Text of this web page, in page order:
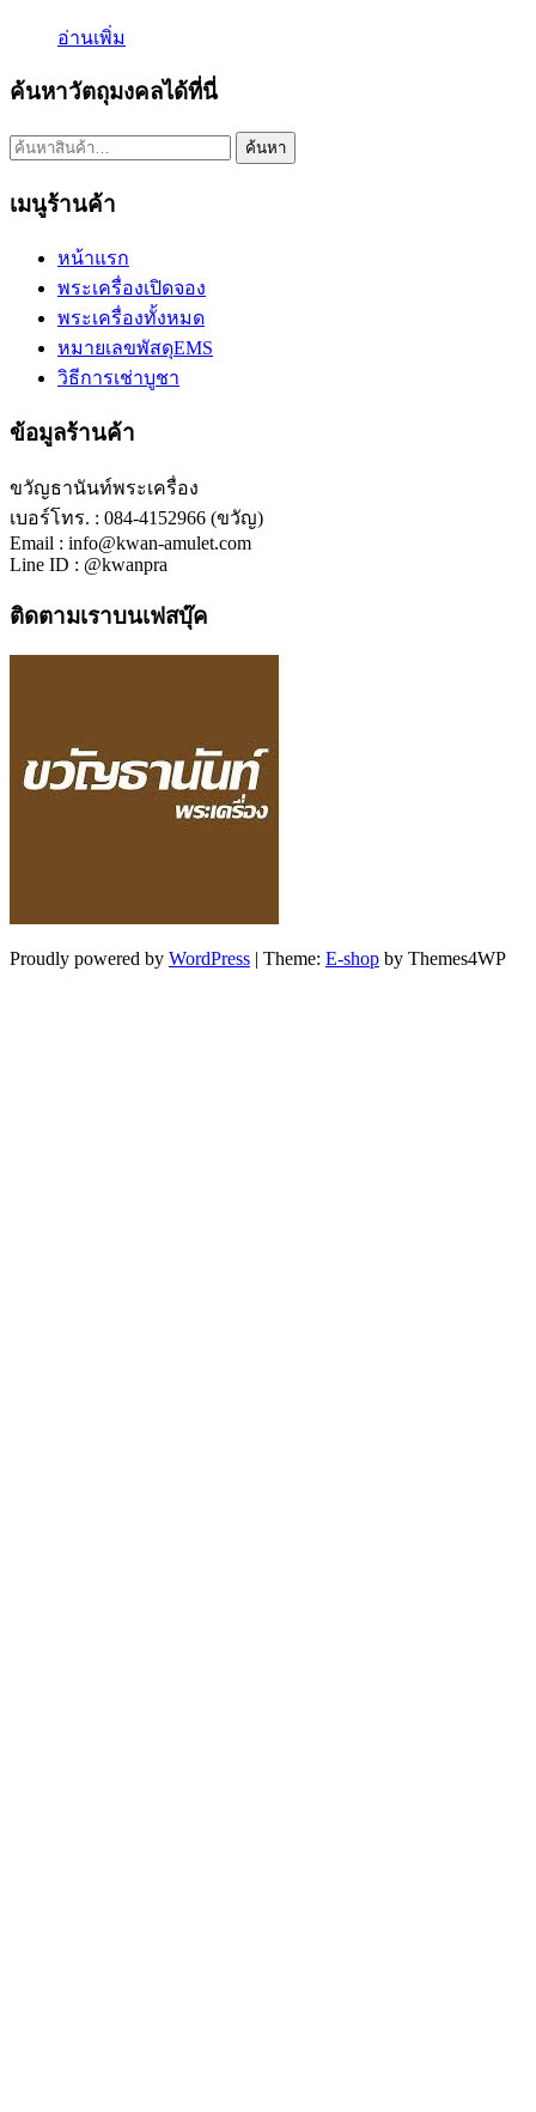
อ่านเพิ่ม
ค้นหาวัตถุมงคลได้ที่นี่
ค้นหา: ค้นหา
เมนูร้านค้า
หน้าแรก
พระเครื่องเปิดจอง
พระเครื่องทั้งหมด
หมายเลขพัสดุEMS
วิธีการเช่าบูชา
ข้อมูลร้านค้า
ขวัญธานันท์พระเครื่อง
เบอร์โทร. : 084-4152966 (ขวัญ)
Email : info@kwan-amulet.com
Line ID : @kwanpra
ติดตามเราบนเฟสบุ๊ค
Proudly powered by WordPress | Theme: E-shop by Themes4WP